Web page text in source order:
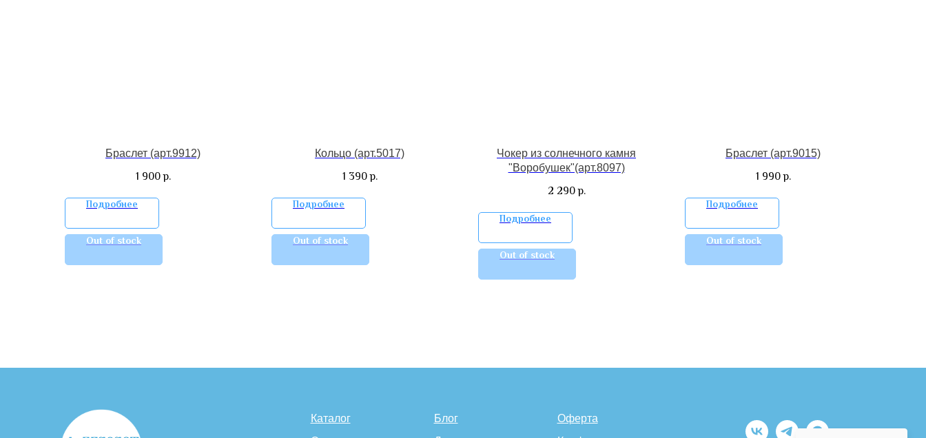
Браслет (арт.9912)
1 900 р.
Подробнее
Out of stock
Кольцо (арт.5017)
1 390 р.
Подробнее
Out of stock
Чокер из солнечного камня
"Воробушек"(арт.8097)
2 290 р.
Подробнее
Out of stock
Браслет (арт.9015)
1 990 р.
Подробнее
Out of stock
Каталог
Блог
Оферта